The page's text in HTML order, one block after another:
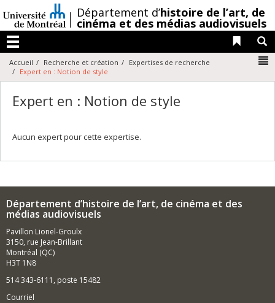
au
contenu
/Département d’histoire de l’art, de
cinéma et des médias audiovisuels
Menu
Liens
Accueil Recherche et création
Expertises de recherche
Expert en : Notion de style
Expert en : Notion de style
Aucun expert pour cette expertise.
Département d’histoire de l’art, de cinéma et des
médias audiovisuels
Pavillon Lionel-Groulx
3150, rue Jean-Brillant
Montréal (QC)
H3T 1N8
514 343-6111, poste 15482
Courriel